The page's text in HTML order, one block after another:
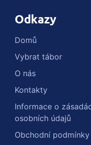
Odkazy
Domů
Vybrat tábor
O nás
Kontakty
Informace o
osobních údajů
Obchodní